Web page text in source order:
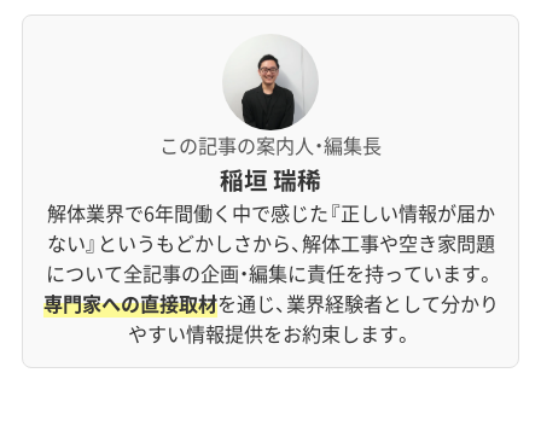
この記事の案内人・編集長
稲垣 瑞稀
解体業界で6年間働く中で感じた『正しい情報が届か
ない』というもどかしさから、解体工事や空き家問題
について全記事の企画・編集に責任を持っています。
専門家への直接取材を通じ、業界経験者として分かり
やすい情報提供をお約束します。